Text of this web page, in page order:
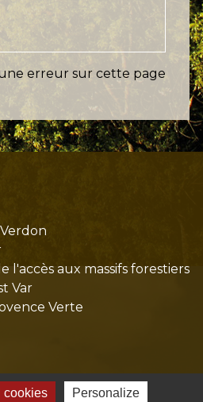
erreur sur cette page
l'accès aux massifs forestiers
Var
Verte
cookies Personalize